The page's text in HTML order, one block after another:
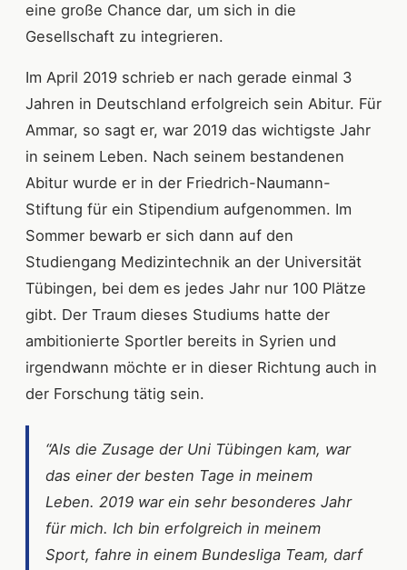
eine große Chance dar, um sich in die
Gesellschaft zu integrieren.
Im April 2019 schrieb er nach gerade einmal 3
Jahren in Deutschland erfolgreich sein Abitur. Für
Ammar, so sagt er, war 2019 das wichtigste Jahr
in seinem Leben. Nach seinem bestandenen
Abitur wurde er in der Friedrich-Naumann-
Stiftung für ein Stipendium aufgenommen. Im
Sommer bewarb er sich dann auf den
Studiengang Medizintechnik an der Universität
Tübingen, bei dem es jedes Jahr nur 100 Plätze
gibt. Der Traum dieses Studiums hatte der
ambitionierte Sportler bereits in Syrien und
irgendwann möchte er in dieser Richtung auch in
der Forschung tätig sein.
“Als die Zusage der Uni Tübingen kam, war
das einer der besten Tage in meinem
Leben. 2019 war ein sehr besonderes Jahr
für mich. Ich bin erfolgreich in meinem
Sport, fahre in einem Bundesliga Team, darf